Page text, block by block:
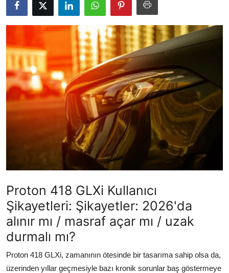
Sorgulamalar
İkinci El & Alım-Satım
Bakım & Arıza Çözümleri
Elektrikli & Hibrit
Kiralama & Filo
Sürüş & Güvenlik
Yağlar & Sıvılar
LPG & Yakıt
Elektrik & Akü
Klima & Konfor
Aydınlatma & Görüş
Proton 418 GLXi Kullanıcı
Şikayetleri: Şikayetler: 2026'da
alınır mı / masraf açar mı / uzak
durmalı mı?
Proton 418 GLXi, zamanının ötesinde bir tasarıma sahip olsa da,
üzerinden yıllar geçmesiyle bazı kronik sorunlar baş göstermeye